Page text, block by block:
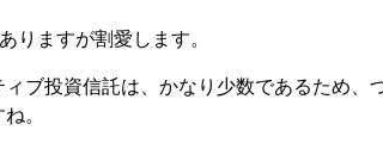
りますが割愛します。
ブ投資信託は、かなり少数であるため
。